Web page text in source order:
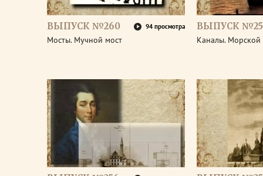
ВЫПУСК №260 94 просмотра
Мосты. Мучной мост
ВЫПУСК
Каналы. Морской